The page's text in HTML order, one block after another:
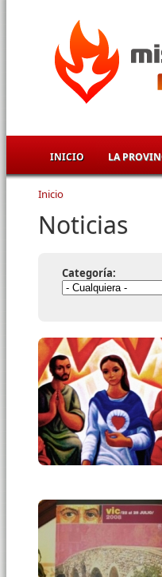
INICIO LA
Se encuentra
Inicio
Noticias
Categoría: